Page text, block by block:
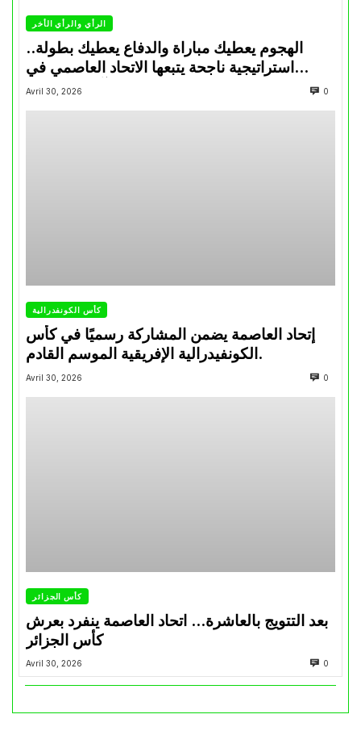
الرأي والرأي الأخر
الهجوم يعطيك مباراة والدفاع يعطيك بطولة..
استراتيجية ناجحة يتبعها الاتحاد العاصمي في
تتويجاته آخر السنوات
Avril 30, 2026 0
كأس الكونفدرالية
إتحاد العاصمة يضمن المشاركة رسميًا في كأس
الكونفيدرالية الإفريقية الموسم القادم.
Avril 30, 2026 0
كأس الجزائر
بعد التتويج بالعاشرة… اتحاد العاصمة ينفرد بعرش
كأس الجزائر
Avril 30, 2026 0